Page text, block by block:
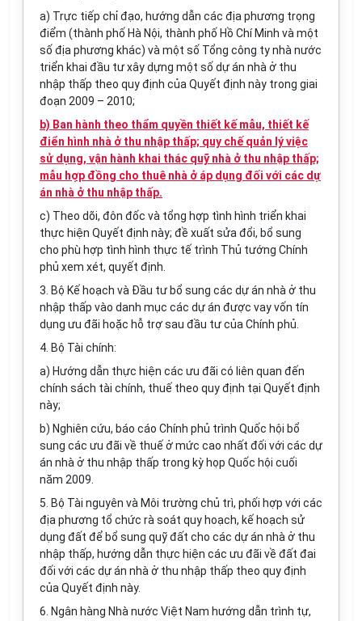
a) Trực tiếp chỉ đạo, hướng dẫn các địa phương trọng
điểm (thành phố Hà Nội, thành phố Hồ Chí Minh và một
số địa phương khác) và một số Tổng công ty nhà nước
triển khai đầu tư xây dựng một số dự án nhà ở thu
nhập thấp theo quy định của Quyết định này trong giai
đoạn 2009 – 2010;
b) Ban hành theo thẩm quyền thiết kế mẫu, thiết kế
điển hình nhà ở thu nhập thấp; quy chế quản lý việc
sử dụng, vận hành khai thác quỹ nhà ở thu nhập thấp;
mẫu hợp đồng cho thuê nhà ở áp dụng đối với các dự
án nhà ở thu nhập thấp.
c) Theo dõi, đôn đốc và tổng hợp tình hình triển khai
thực hiện Quyết định này; đề xuất sửa đổi, bổ sung
cho phù hợp tình hình thực tế trình Thủ tướng Chính
phủ xem xét, quyết định.
3. Bộ Kế hoạch và Đầu tư bổ sung các dự án nhà ở thu
nhập thấp vào danh mục các dự án được vay vốn tín
dụng ưu đãi hoặc hỗ trợ sau đầu tư của Chính phủ.
4. Bộ Tài chính:
a) Hướng dẫn thực hiện các ưu đãi có liên quan đến
chính sách tài chính, thuế theo quy định tại Quyết định
này;
b) Nghiên cứu, báo cáo Chính phủ trình Quốc hội bổ
sung các ưu đãi về thuế ở mức cao nhất đối với các dự
án nhà ở thu nhập thấp trong kỳ họp Quốc hội cuối
năm 2009.
5. Bộ Tài nguyên và Môi trường chủ trì, phối hợp với các
địa phương tổ chức rà soát quy hoạch, kế hoạch sử
dụng đất để bổ sung quỹ đất cho các dự án nhà ở thu
nhập thấp, hướng dẫn thực hiện các ưu đãi về đất đai
đối với các dự án nhà ở thu nhập thấp theo quy định
của Quyết định này.
6. Ngân hàng Nhà nước Việt Nam hướng dẫn trình tự,